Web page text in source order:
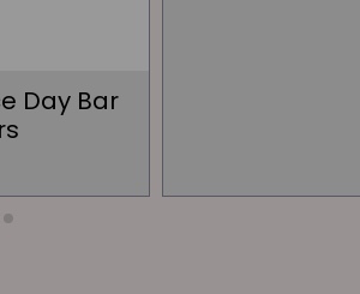
Day Bar